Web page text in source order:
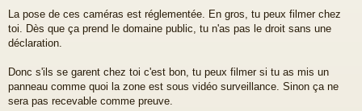
s
s
a
La pose de ces caméras est réglementée. En gros, tu peux filmer chez
toi. Dès que ça prend le domaine public, tu n'as pas le droit sans une
déclaration.
Donc s'ils se garent chez toi c'est bon, tu peux filmer si tu as mis un
panneau comme quoi la zone est sous vidéo surveillance. Sinon ça ne
sera pas recevable comme preuve.